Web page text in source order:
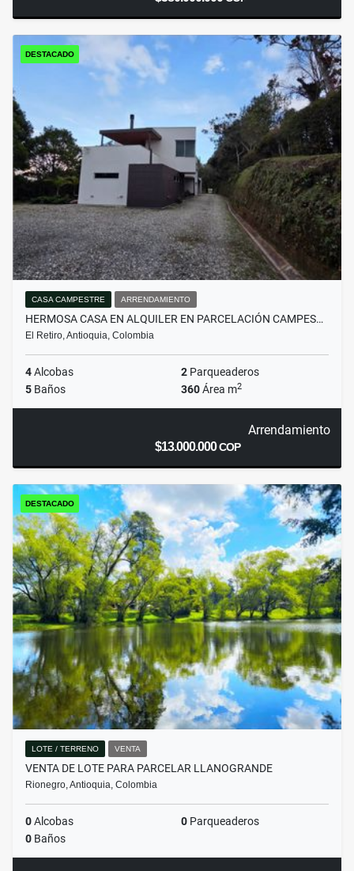
DESTACADO
CASA CAMPESTRE ARRENDAMIENTO
HERMOSA CASA EN ALQUILER EN PARCELACIÓN CAMPES…
El Retiro, Antioquia, Colombia
4Alcobas 2 Parqueaderos
5 Baños 360Área m2
Arrendamiento
$13.000.000COP
DESTACADO
LOTE / TERRENO VENTA
VENTA DE LOTE PARA PARCELAR LLANOGRANDE
Rionegro, Antioquia, Colombia
0Alcobas 0 Parqueaderos
0 Baños